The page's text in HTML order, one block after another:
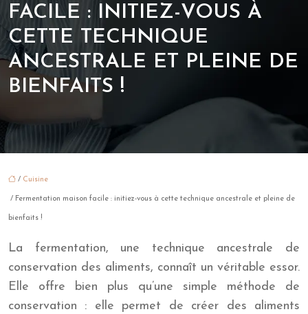
FACILE : INITIEZ-VOUS À
CETTE TECHNIQUE
ANCESTRALE ET PLEINE DE
BIENFAITS !
/ Cuisine
/ Fermentation maison facile : initiez-vous à cette technique ancestrale et pleine de
bienfaits !
La fermentation, une technique ancestrale de
conservation des aliments, connaît un véritable essor.
Elle offre bien plus qu’une simple méthode de
conservation : elle permet de créer des aliments